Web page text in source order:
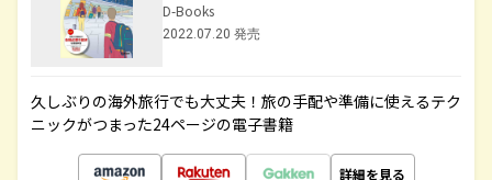
D-Books
2022.07.20 発売
久しぶりの海外旅行でも大丈夫！旅の手配や準備に使えるテク
ニックがつまった24ページの電子書籍
詳細を見る